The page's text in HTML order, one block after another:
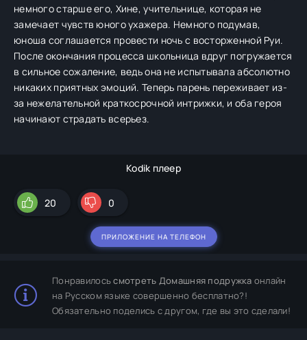
немного старше его, Хине, учительнице, которая не
замечает чувств юного ухажера. Немного подумав,
юноша соглашается провести ночь с восторженной Руи.
После окончания процесса школьница вдруг погружается
в сильное сожаление, ведь она не испытывала абсолютно
никаких приятных эмоций. Теперь парень переживает из-
за нежелательной краткосрочной интрижки, и оба героя
начинают страдать всерьез.
Kodik плеер
20 0
ПРИЛОЖЕНИЕ НА ТЕЛЕФОН
Понравилосьсмотреть Домашняя подружка онлайн
на Русском языке совершенно бесплатно?!
Обязательно поделись с другом, где вы это сделали!